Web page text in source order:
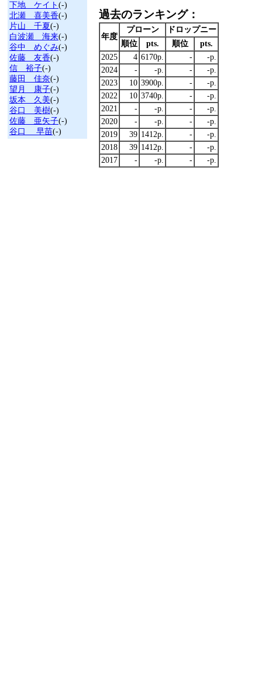
下地 ケイト (-)
北瀬 喜美香(-)
片山 千夏(-)
白波瀬 海来(-)
谷中 めぐみ(-)
佐藤 友香(-)
信 裕子(-)
藤田 佳奈(-)
望月 康子(-)
坂本 久美(-)
谷口 美樹(-)
佐藤 亜矢子(-)
谷口 早苗(-)
過去のランキング：
年度
プローン
ドロップニー
順位
pts. 順位
pts.
2025
4 6170p. -
-p.
2024
- -p. -
-p.
2023
10 3900p. -
-p.
2022
10 3740p. -
-p.
2021
- -p. -
-p.
2020
- -p. -
-p.
2019
39 1412p. -
-p.
2018
39 1412p. -
-p.
2017
- -p. - -p.